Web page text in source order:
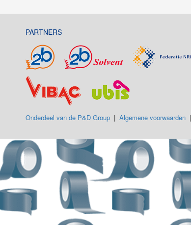
PARTNERS
Onderdeel van de P&D Group| Algemene voorwaarden|